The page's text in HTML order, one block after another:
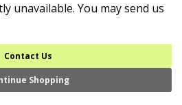
unavailable. You may send us
Contact Us
Shopping